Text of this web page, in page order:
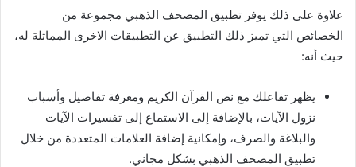
علاوة على ذلك يوفر تطبيق المصحف الذهبي مجموعة من
الخصائص التي تميز ذلك التطبيق عن التطبيقات الاخرى المماثلة له،
حيث أنه:
يظهر تفاعلك مع نص القرآن الكريم ومعرفة تفاصيل وأسباب
نزول الآيات، بالإضافة إلى الاستماع إلى تفسيرات الآيات
والبلاغة والصرف، وإمكانية إضافة العلامات المتعددة من خلال
تطبيق المصحف الذهبي بشكل مجاني.